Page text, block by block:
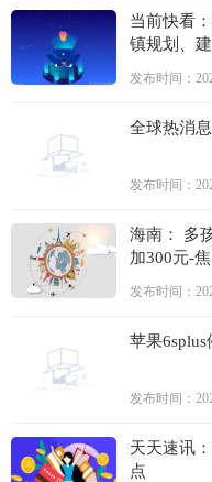
当前快看
镇规划、
发布时间：
全球热消
发布时间：
海南： 多
加300元-
发布时间：
苹果
发布时间：
天天速讯
点